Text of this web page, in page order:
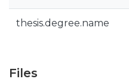
thesis.degree.name
Files